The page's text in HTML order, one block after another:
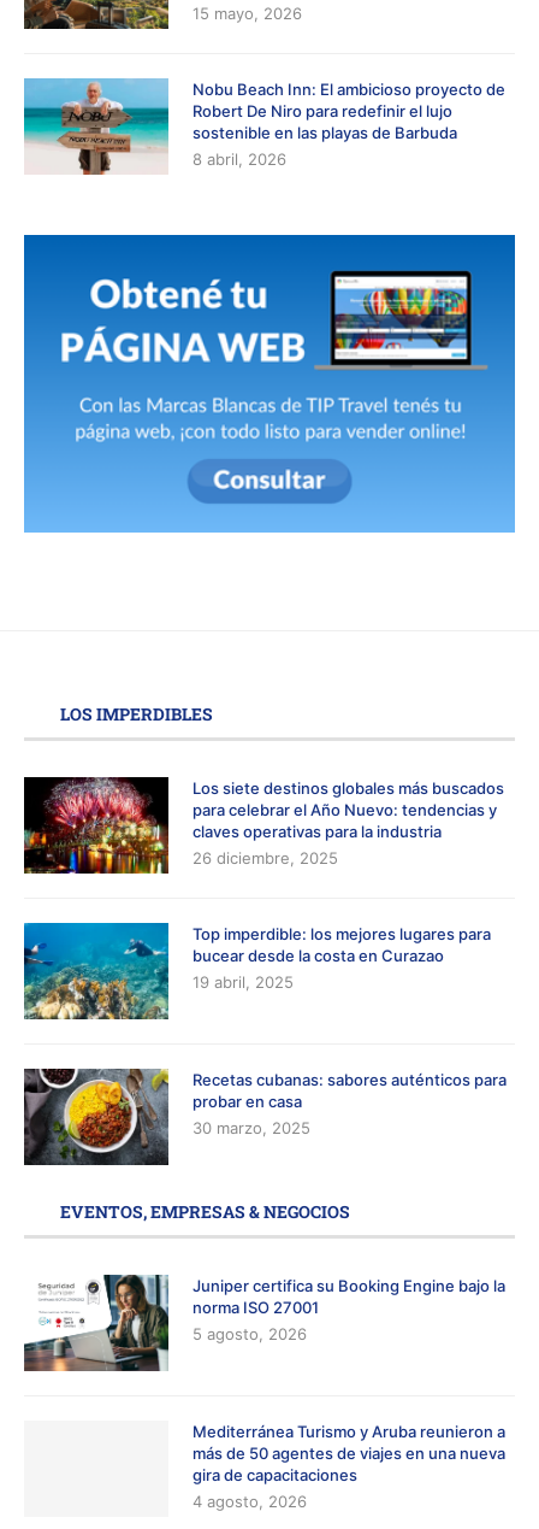
15 mayo, 2026
Nobu Beach Inn: El ambicioso proyecto de
Robert De Niro para redefinir el lujo
sostenible en las playas de Barbuda
8 abril, 2026
LOS IMPERDIBLES
Los siete destinos globales más buscados
para celebrar el Año Nuevo: tendencias y
claves operativas para la industria
26 diciembre, 2025
Top imperdible: los mejores lugares para
bucear desde la costa en Curazao
19 abril, 2025
Recetas cubanas: sabores auténticos para
probar en casa
30 marzo, 2025
EVENTOS, EMPRESAS & NEGOCIOS
Juniper certifica su Booking Engine bajo la
norma ISO 27001
5 agosto, 2026
Mediterránea Turismo y Aruba reunieron a
más de 50 agentes de viajes en una nueva
gira de capacitaciones
4 agosto, 2026